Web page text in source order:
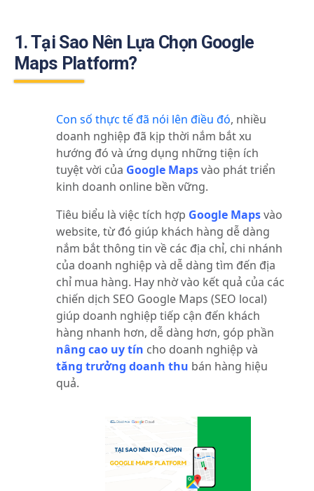
1. Tại Sao Nên Lựa Chọn Google
Maps Platform?
Con số thực tế đã nói lên điều đó, nhiều
doanh nghiệp đã kịp thời nắm bắt xu
hướng đó và ứng dụng những tiện ích
tuyệt vời của Google Mapsvào phát triển
kinh doanh online bền vững.
Tiêu biểu là việc tích hợp Google Mapsvào
website, từ đó giúp khách hàng dễ dàng
nắm bắt thông tin về các địa chỉ, chi nhánh
của doanh nghiệp và dễ dàng tìm đến địa
chỉ mua hàng. Hay nhờ vào kết quả của các
chiến dịch SEO Google Maps (SEO local)
giúp doanh nghiệp tiếp cận đến khách
hàng nhanh hơn, dễ dàng hơn, góp phần
nâng cao uy tín cho doanh nghiệp và
tăng trưởng doanh thu bán hàng hiệu
quả.